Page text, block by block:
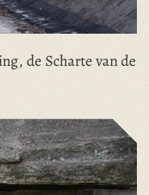
de Scharte van de